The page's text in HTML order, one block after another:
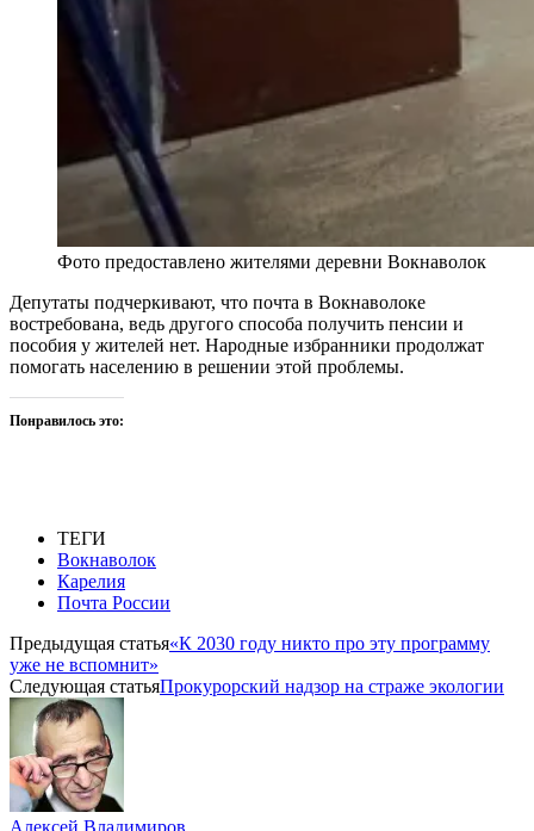
Фото предоставлено жителями деревни Вокнаволок
Депутаты подчеркивают, что почта в Вокнаволоке
востребована, ведь другого способа получить пенсии и
пособия у жителей нет. Народные избранники продолжат
помогать населению в решении этой проблемы.
Понравилось это:
ТЕГИ
Вокнаволок
Карелия
Почта России
Предыдущая статья«К 2030 году никто про эту программу
уже не вспомнит»
Следующая статьяПрокурорский надзор на страже экологии
Алексей Владимиров